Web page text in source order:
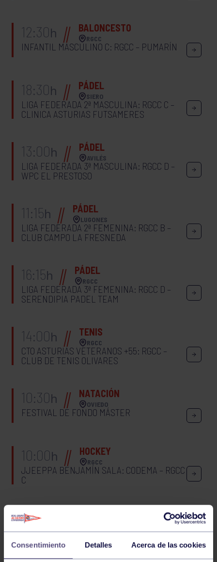
Consentimiento Detalles Acerca de las cookies
12:30h BALONCESTO
RGCC
INFANTIL MASCULINO C: RGCC – PUMARÍN
18:30h PÁDEL
SIERO
LIGA FEDERADA 2ª MASCULINA: RGCC C –
CLINICA ASTURIAS FUTSAMERES
13:00h PÁDEL
AVILÉS
LIGA FEDERADA 3ª MASCULINA: RGCC D –
WPC EL PRESTOSO
11:15h PÁDEL
LUGONES
LIGA FEDERADA 2ª FEMENINA: RGCC B –
CLUB CAMPO LA FRESNEDA
16:15h PÁDEL
RGCC
LIGA FEDERADA 3ª FEMENINA: RGCC D –
SERENDIPIA PADEL TEAM
14:00h TENIS
RGCC
CTO ASTURIAS VETERANOS +55: RGCC –
CLUB DE TENIS OLIVARES
10:30h NATACIÓN
OVIEDO
FESTIVAL DE FONDO MÁSTER
10:00h HOCKEY
RGCC
JJEEPPA BENJAMÍN SALA: CODEMA – RGCC
C
11:00
JJEEPPA BENJAMÍN SALA: CLARET – RGCC
A